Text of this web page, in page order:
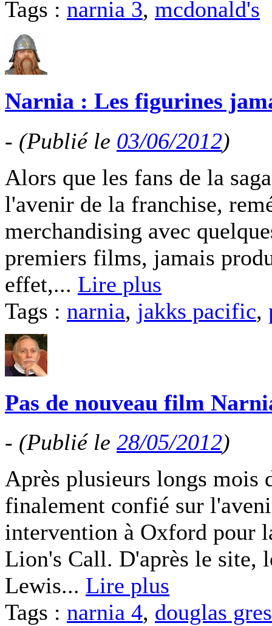
Tags : narnia 3, mcdonald's
Narnia : Les figurines
- (Publié le 03/06/2012)
Alors que les fans de la
l'avenir de la franchise,
merchandising avec
premiers films, jamais
effet,... Lire plus
Tags : narnia, jakks pacific,
Pas de nouveau film
- (Publié le 28/05/2012)
Après plusieurs longs mois
finalement confié sur
intervention à Oxford pour
Lion's Call. D'après le site,
Lewis... Lire plus
Tags : narnia 4, douglas